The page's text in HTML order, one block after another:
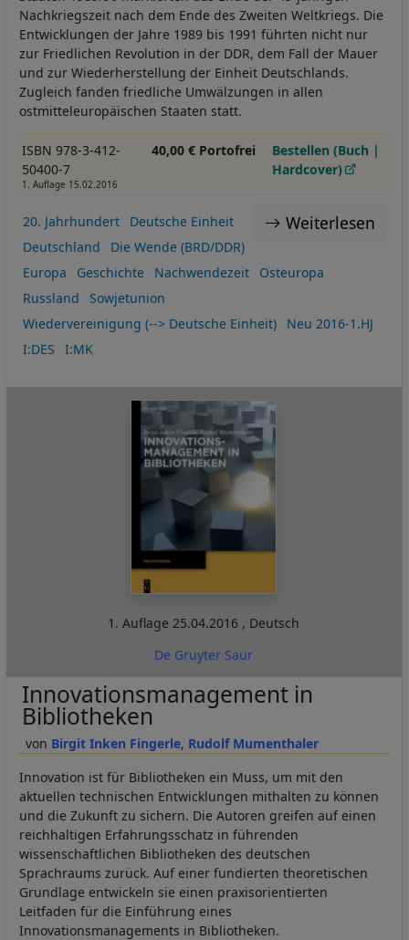
Nachkriegszeit nach dem Ende des Zweiten Weltkriegs. Die
Entwicklungen der Jahre 1989 bis 1991 führten nicht nur
zur Friedlichen Revolution in der DDR, dem Fall der Mauer
und zur Wiederherstellung der Einheit Deutschlands.
Zugleich fanden friedliche Umwälzungen in allen
ostmitteleuropäischen Staaten statt.
ISBN 978-3-412-
50400-7
1. Auflage 15.02.2016
40,00 € Portofrei
Bestellen (Buch |
Hardcover)
Weiterlesen
20. Jahrhundert
Deutsche Einheit
Deutschland
Die Wende (BRD/DDR)
Europa
Geschichte Nachwendezeit
Osteuropa
Russland
Sowjetunion
Wiedervereinigung (--> Deutsche Einheit)
Neu 2016-1.HJ
I:DES
I:MK
1. Auflage 25.04.2016 , Deutsch
De Gruyter Saur
Birgit Inken Fingerle Rudolf Mumenthaler
Innovationsmanagement in
Bibliotheken
Innovation ist für Bibliotheken ein Muss, um mit den
aktuellen technischen Entwicklungen mithalten zu können
und die Zukunft zu sichern. Die Autoren greifen auf einen
reichhaltigen Erfahrungsschatz in führenden
wissenschaftlichen Bibliotheken des deutschen
Sprachraums zurück. Auf einer fundierten theoretischen
Grundlage entwickeln sie einen praxisorientierten
Leitfaden für die Einführung eines
Innovationsmanagements in Bibliotheken.